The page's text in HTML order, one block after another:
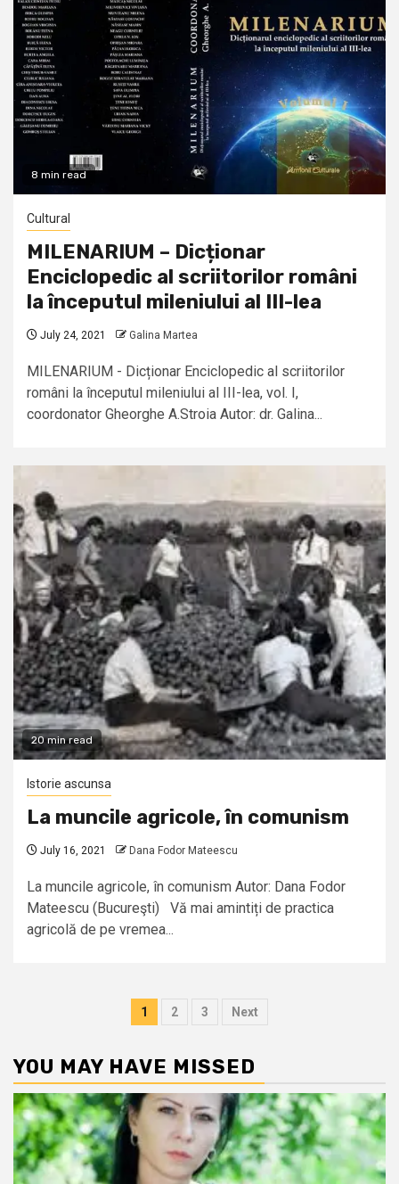
8 min read
Cultural
MILENARIUM – Dicționar
Enciclopedic al scriitorilor români
la începutul mileniului al III-lea
July 24, 2021 Galina Martea
MILENARIUM - Dicționar Enciclopedic al scriitorilor
români la începutul mileniului al III-lea, vol. I,
coordonator Gheorghe A.Stroia Autor: dr. Galina...
20 min read
Istorie ascunsa
La muncile agricole, în comunism
July 16, 2021 Dana Fodor Mateescu
La muncile agricole, în comunism Autor: Dana Fodor
Mateescu (Bucureşti) Vă mai amintiți de practica
agricolă de pe vremea...
Posts
1 2 3 Next
YOU MAY HAVE MISSED